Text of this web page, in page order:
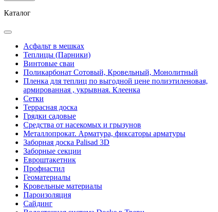
Каталог
Асфальт в мешках
Теплицы (Парники)
Винтовые сваи
Поликарбонат Сотовый, Кровельный, Монолитный
Пленка для теплиц по выгодной цене полиэтиленовая,
армированная , укрывная. Клеенка
Сетки
Террасная доска
Грядки садовые
Средства от насекомых и грызунов
Металлопрокат. Арматура, фиксаторы арматуры
Заборная доска Palisad 3D
Заборные секции
Евроштакетник
Профнастил
Геоматериалы
Кровельные материалы
Пароизоляция
Сайдинг